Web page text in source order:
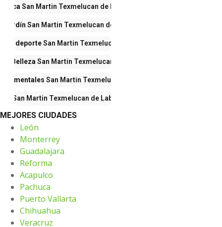
San Martin Texmelucan de Labastida
Jardín San Martin Texmelucan de Labastida
y deporteSan Martin Texmelucan de Labastida
y Belleza San Martin Texmelucan de Labastida
San Martin Texmelucan de Labastida
San Martin Texmelucan de Labastida
MEJORES CIUDADES
León
Monterrey
Guadalajara
Reforma
Acapulco
Pachuca
Puerto Vallarta
Chihuahua
Veracruz